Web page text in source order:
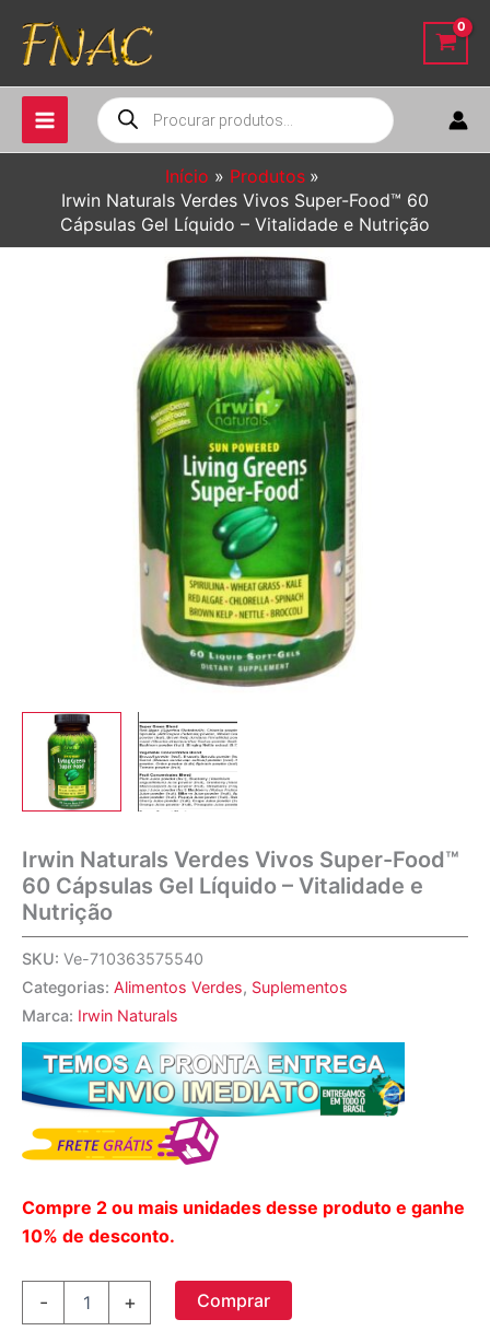
para
conteúdo
Pesquisar
produtos
Início
Produtos
Irwin Naturals Verdes Vivos Super-Food™ 60
Cápsulas Gel Líquido – Vitalidade e Nutrição
Irwin Naturals Verdes Vivos Super-Food™
60 Cápsulas Gel Líquido – Vitalidade e
Nutrição
SKU: Ve-710363575540
Categorias: Alimentos Verdes, Suplementos
Marca: Irwin Naturals
Compre 2 ou mais unidades desse produto e ganhe
10% de desconto.
- + Comprar